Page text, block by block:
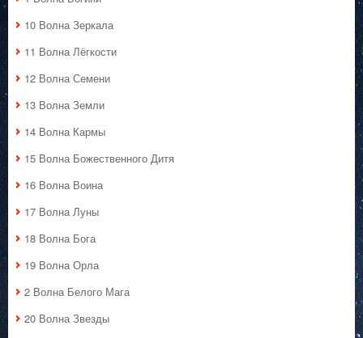
10 Волна Зеркала
11 Волна Лёгкости
12 Волна Семени
13 Волна Земли
14 Волна Кармы
15 Волна Божественного Дитя
16 Волна Воина
17 Волна Луны
18 Волна Бога
19 Волна Орла
2 Волна Белого Мага
20 Волна Звезды